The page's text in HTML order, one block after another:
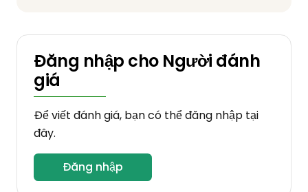
Đăng nhập cho Người đánh
giá
Để viết đánh giá, bạn có thể đăng nhập tại
đây.
Đăng nhập